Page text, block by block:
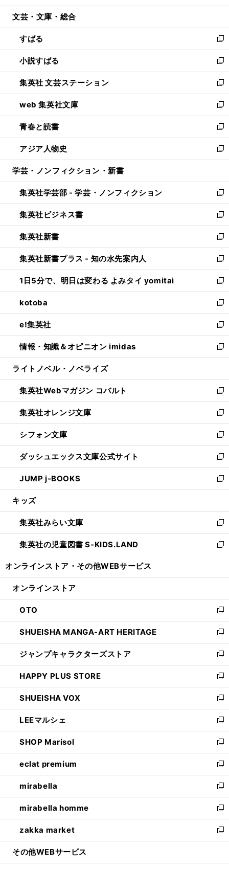
開
ウ
開
く
ン
ウ
で
開
く
ウ
ン
ド
ウ
で
開
く
文芸・文庫・総合
すばる
新
し
い
ウ
ィ
ン
ド
ウ
で
開
く
小説すばる
新
し
い
ウ
ィ
ン
ド
ウ
で
開
集英社 文芸ステーション
新
し
い
ウ
ィ
ン
ド
ウ
開
く
web 集英社文庫
新
し
い
ウ
ィ
ン
ウ
で
開
く
青春と読書
新
し
い
ウ
ン
ド
ウ
で
開
く
アジア人物史
新
し
ウ
ィ
ン
ド
ウ
で
開
く
学芸・ノンフィクション・新書
集英社学芸部 - 学芸・ノンフィクション
新
し
い
ウ
ィ
ン
ド
ウ
で
開
く
集英社ビジネス書
新
し
い
ウ
ィ
ン
ド
ウ
で
開
く
集英社新書
新
し
い
ウ
ィ
ン
ド
ウ
で
開
く
集英社新書プラス - 知の水先案内人
新
し
い
ウ
ィ
ン
ド
ウ
で
開
1日5分で、明日は変わる よみタイ yomitai
新
し
い
ウ
ィ
ン
ド
ウ
開
く
kotoba
新
し
い
ウ
ィ
ン
ウ
で
開
く
e!集英社
新
し
い
ウ
ン
ド
ウ
で
開
く
情報・知識＆オピニオン imidas
新
し
ウ
ィ
ン
ド
ウ
で
開
く
ライトノベル・ノベライズ
集英社Webマガジン コバルト
新
し
い
ウ
ィ
ン
ド
ウ
で
開
集英社オレンジ文庫
新
し
い
ウ
ィ
ン
ド
ウ
開
く
シフォン文庫
新
し
い
ウ
ィ
ン
ウ
で
開
く
ダッシュエックス文庫公式サイト
新
し
い
ウ
ン
ド
ウ
で
JUMP j-BOOKS
新
し
ウ
ィ
ン
ド
開
キッズ
集英社みらい文庫
新
し
い
ン
ウ
で
開
く
集英社の児童図書 S-KIDS.LAND
新
ウ
ン
ド
ウ
で
開
く
オンラインストア・ その他WEBサービス
オンラインストア
OTO
新
し
い
ウ
ィ
ン
ド
ウ
で
開
く
SHUEISHA MANGA-ART HERITAGE
新
し
い
ウ
ィ
ン
ド
ウ
で
開
く
ジャンプキャラクターズストア
新
し
い
ウ
ィ
ン
ド
ウ
で
開
く
HAPPY PLUS STORE
新
し
い
ウ
ィ
ン
ド
ウ
で
開
く
SHUEISHA VOX
新
し
い
ウ
ィ
ン
ド
ウ
で
開
く
LEEマルシェ
新
し
い
ウ
ィ
ン
ド
ウ
で
開
く
SHOP Marisol
新
し
い
ウ
ィ
ン
ド
ウ
で
開
eclat premium
新
し
い
ウ
ィ
ン
ド
ウ
開
mirabella
新
し
い
ウ
ィ
ン
ウ
mirabella homme
新
し
い
ウ
ン
zakka market
新
し
ウ
その他WEBサービス